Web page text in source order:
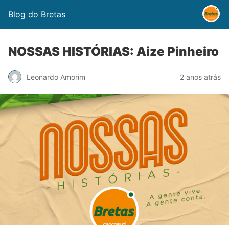
Blog do Bretas
NOSSAS HISTÓRIAS: Aize Pinheiro
Leonardo Amorim 2 anos atrás